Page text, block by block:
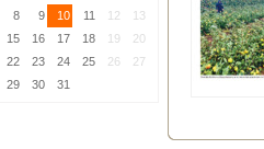
8 9 10 11 12
13
15 16 17 18 19
20
22 23 24 25 26
27
29 30 31